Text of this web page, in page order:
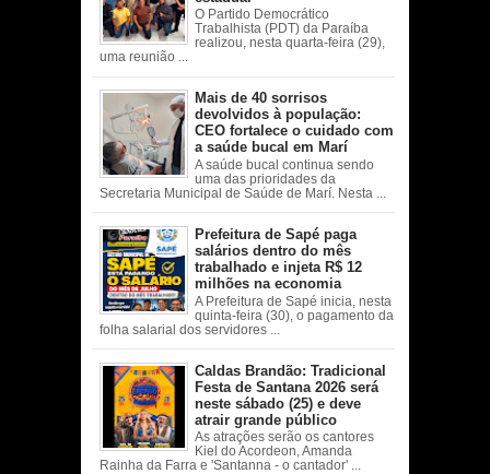
O Partido Democrático
Trabalhista (PDT) da Paraíba
realizou, nesta quarta-feira (29),
uma reunião ...
Mais de 40 sorrisos
devolvidos à população:
CEO fortalece o cuidado com
a saúde bucal em Marí
A saúde bucal continua sendo
uma das prioridades da
Secretaria Municipal de Saúde de Marí. Nesta ...
Prefeitura de Sapé paga
salários dentro do mês
trabalhado e injeta R$ 12
milhões na economia
A Prefeitura de Sapé inicia, nesta
quinta-feira (30), o pagamento da
folha salarial dos servidores ...
Caldas Brandão: Tradicional
Festa de Santana 2026 será
neste sábado (25) e deve
atrair grande público
As atrações serão os cantores
Kiel do Acordeon, Amanda
Rainha da Farra e 'Santanna - o cantador' ...